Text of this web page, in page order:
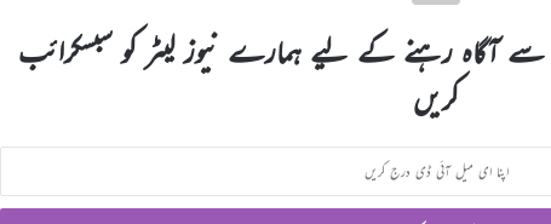
سے آگاہ رہنے کے لیے ہمارے نیوز لیٹر کو سبسکرائب
کریں